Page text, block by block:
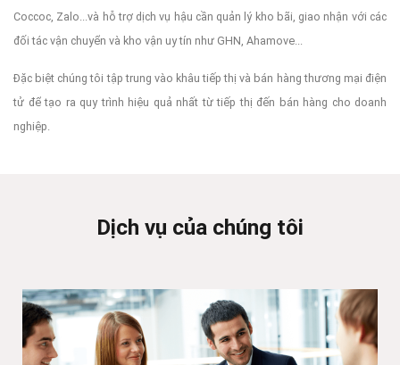
Coccoc, Zalo...và hỗ trợ dịch vụ hậu cần quản lý kho bãi, giao nhận với các
đối tác vận chuyển và kho vận uy tín như GHN, Ahamove...
Đặc biệt chúng tôi tập trung vào khâu tiếp thị và bán hàng thương mại điện
tử để tạo ra quy trình hiệu quả nhất từ tiếp thị đến bán hàng cho doanh
nghiệp.
Dịch vụ của chúng tôi